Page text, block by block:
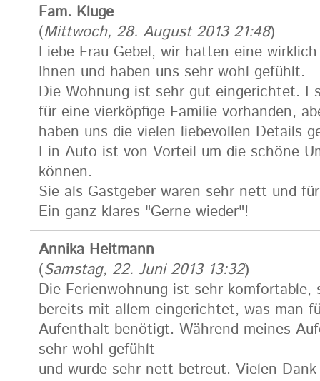
Fam. Kluge
(Mittwoch, 28. August 2013 21:48)
Liebe Frau Gebel, wir hatten eine
Ihnen und haben uns sehr wohl gefühlt.
Die Wohnung ist sehr gut eingerichtet.
für eine vierköpfige Familie vorhanden,
haben uns die vielen liebevollen Details
Ein Auto ist von Vorteil um die schöne
können.
Sie als Gastgeber waren sehr nett und
Ein ganz klares "Gerne wieder"!
Annika Heitmann
(Samstag, 22. Juni 2013 13:32)
Die Ferienwohnung ist sehr komfortable,
bereits mit allem eingerichtet, was man
Aufenthalt benötigt. Während meines
sehr wohl gefühlt
und wurde sehr nett betreut. Vielen